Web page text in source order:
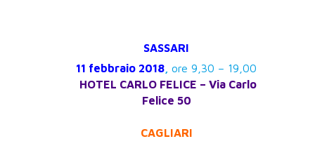
SASSARI
11 febbraio 2018 ,ore 9,30 – 19,00
HOTEL CARLO FELICE – Via Carlo
Felice 50
CAGLIARI